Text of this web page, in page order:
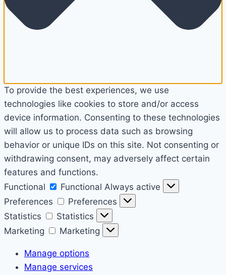
To provide the best experiences, we use
technologies like cookies to store and/or access
device information. Consenting to these technologies
will allow us to process data such as browsing
behavior or unique IDs on this site. Not consenting or
withdrawing consent, may adversely affect certain
features and functions.
Functional
Functional Always active
Preferences
Preferences
Statistics
Statistics
Marketing
Marketing
Manage options
Manage services